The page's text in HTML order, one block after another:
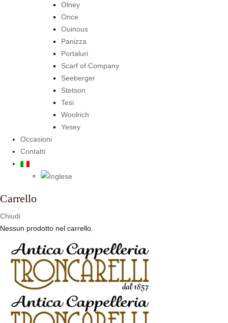
Olney
Once
Ouinous
Panizza
Portaluri
Scarf of Company
Seeberger
Stetson
Tesi
Woolrich
Yesey
Occasioni
Contatti
Carrello
Chiudi
Nessun prodotto nel carrello.